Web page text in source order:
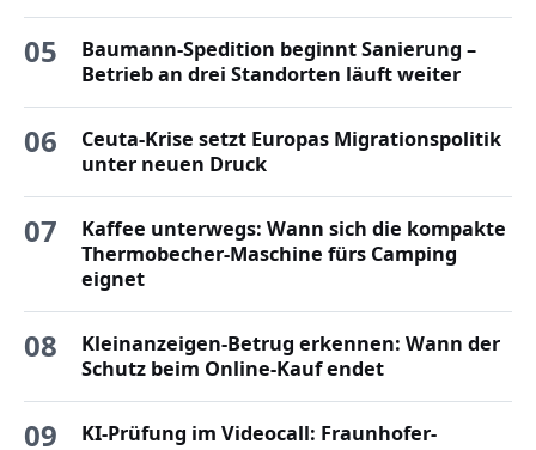
05
Baumann-Spedition beginnt Sanierung –
Betrieb an drei Standorten läuft weiter
06
Ceuta-Krise setzt Europas Migrationspolitik
unter neuen Druck
07
Kaffee unterwegs: Wann sich die kompakte
Thermobecher-Maschine fürs Camping
eignet
08
Kleinanzeigen-Betrug erkennen: Wann der
Schutz beim Online-Kauf endet
09
KI-Prüfung im Videocall: Fraunhofer-